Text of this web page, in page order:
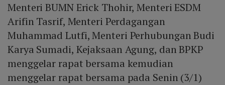
Menteri BUMN Erick Thohir, Menteri ESDM
Arifin Tasrif, Menteri Perdagangan
Muhammad Lutfi, Menteri Perhubungan Budi
Karya Sumadi, Kejaksaan Agung, dan BPKP
menggelar rapat bersama kemudian
menggelar rapat bersama pada Senin (3/1)